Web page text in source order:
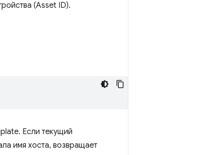
(Asset ID).
Если текущий
имя хоста, возвращает